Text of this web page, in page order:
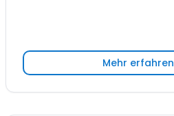
Mehr erfahren